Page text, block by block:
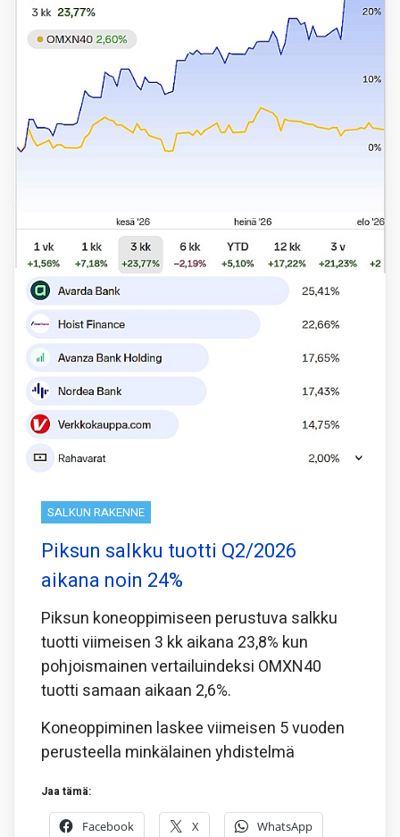
SALKUN RAKENNE
Piksun salkku tuotti Q2/2026
aikana noin 24%
Piksun koneoppimiseen perustuva salkku
tuotti viimeisen 3 kk aikana 23,8% kun
pohjoismainen vertailuindeksi OMXN40
tuotti samaan aikaan 2,6%.
Koneoppiminen laskee viimeisen 5 vuoden
perusteella minkälainen yhdistelmä
Jaa tämä:
Facebook X WhatsApp